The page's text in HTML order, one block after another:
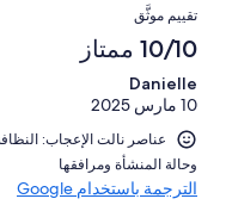
تقييم موثَّق
10/10 ممتاز
Danielle
10 مارس 2025
و⁦حالة المنشأة ومرافقها⁩
الترجمة باستخدام Google